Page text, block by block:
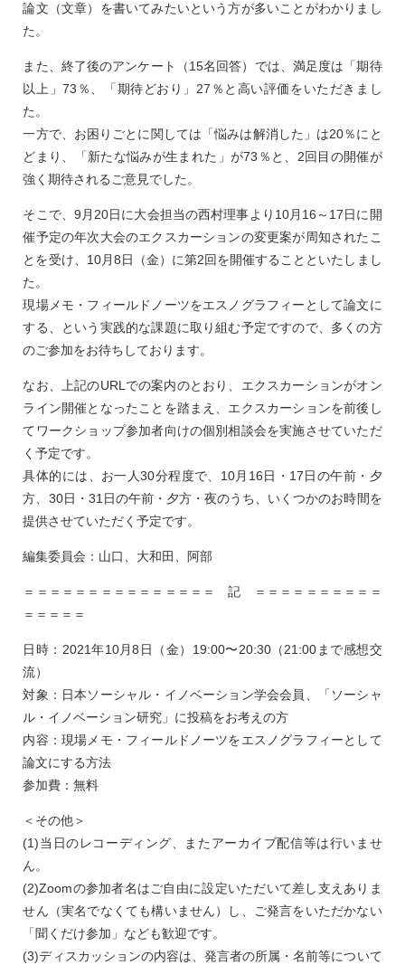
論文（文章）を書いてみたいという方が多いことがわかりまし
た。
また、終了後のアンケート（15名回答）では、満足度は「期待
以上」73％、「期待どおり」27％と高い評価をいただきまし
た。
一方で、お困りごとに関しては「悩みは解消した」は20％にと
どまり、「新たな悩みが生まれた」が73％と、2回目の開催が
強く期待されるご意見でした。
そこで、9月20日に大会担当の西村理事より10月16～17日に開
催予定の年次大会のエクスカーションの変更案が周知されたこ
とを受け、10月8日（金）に第2回を開催することといたしまし
た。
現場メモ・フィールドノーツをエスノグラフィーとして論文に
する、という実践的な課題に取り組む予定ですので、多くの方
のご参加をお待ちしております。
なお、上記のURLでの案内のとおり、エクスカーションがオン
ライン開催となったことを踏まえ、エクスカーションを前後し
てワークショップ参加者向けの個別相談会を実施させていただ
く予定です。
具体的には、お一人30分程度で、10月16日・17日の午前・夕
方、30日・31日の午前・夕方・夜のうち、いくつかのお時間を
提供させていただく予定です。
編集委員会：山口、大和田、阿部
＝＝＝＝＝＝＝＝＝＝＝＝＝＝＝ 記 ＝＝＝＝＝＝＝＝＝＝
＝＝＝＝＝
日時：2021年10月8日（金）19:00〜20:30（21:00まで感想交
流）
対象：日本ソーシャル・イノベーション学会会員、「ソーシャ
ル・イノベーション研究」に投稿をお考えの方
内容：現場メモ・フィールドノーツをエスノグラフィーとして
論文にする方法
参加費：無料
＜その他＞
(1)当日のレコーディング、またアーカイブ配信等は行いませ
ん。
(2)Zoomの参加者名はご自由に設定いただいて差し支えありま
せん（実名でなくても構いません）し、ご発言をいただかない
「聞くだけ参加」なども歓迎です。
(3)ディスカッションの内容は、発言者の所属・名前等について